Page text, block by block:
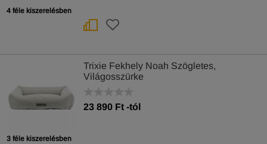
4 féle kiszerelésben
3 féle kiszerelésben
Trixie Fekhely Noah Szögletes,
Világosszürke
23 890 Ft -tól